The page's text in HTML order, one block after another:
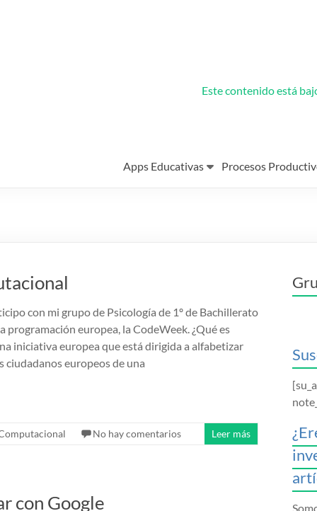
Este contenido está
Apps Educativas Procesos
con mi grupo de Psicología de 1º de Bachillerato
programación europea, la CodeWeek. ¿Qué es
iniciativa europea que está dirigida a alfabetizar
ciudadanos europeos de una
No hay comentarios Leer más
con Google